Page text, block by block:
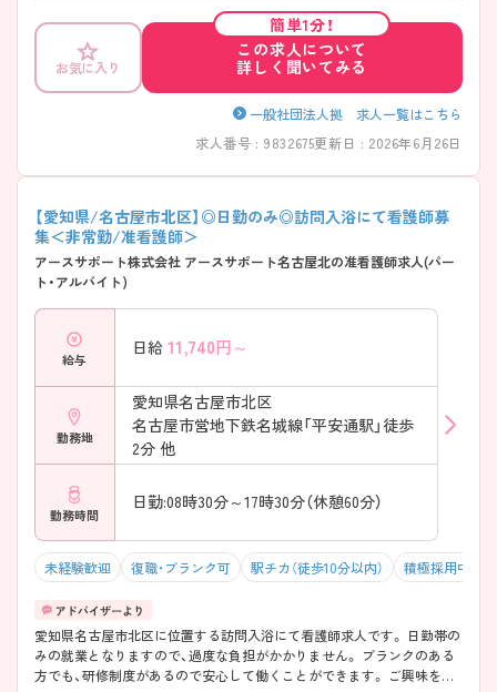
お気軽にお問い合わせくださいませ。
お気に入り
簡単1分！
この求人について
詳しく聞いてみる
一般社団法人拠 求人一覧はこちら
求人番号 : 9832675更新日 : 2026年6月26日
【愛知県/名古屋市北区】◎日勤のみ◎訪問入浴にて看護師募
集＜非常勤/准看護師＞
アースサポート株式会社 アースサポート名古屋北の准看護師求人(パー
ト・アルバイト)
給与
日給 11,740円～
勤務地
愛知県名古屋市北区
名古屋市営地下鉄名城線「平安通駅」徒歩
2分 他
勤務時間
日勤:08時30分～17時30分（休憩60分）
未経験歓迎 復職・ブランク可 駅チカ（徒歩10分以内） 積極採用中
愛知県名古屋市北区に位置する訪問入浴にて看護師求人です。 日勤帯の
みの就業となりますので、過度な負担がかかりません。 ブランクのある
方でも、研修制度があるので安心して働くことができます。 ご興味をお